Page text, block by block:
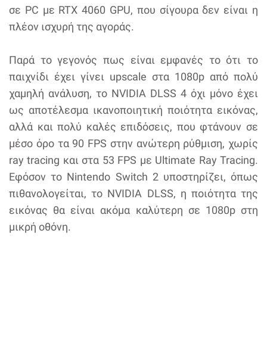
σε PC με RTX 4060 GPU, που σίγουρα δεν είναι η
πλέον ισχυρή της αγοράς.
Παρά το γεγονός πως είναι εμφανές το ότι το
παιχνίδι έχει γίνει upscale στα 1080p από πολύ
χαμηλή ανάλυση, το NVIDIA DLSS 4 όχι μόνο έχει
ως αποτέλεσμα ικανοποιητική ποιότητα εικόνας,
αλλά και πολύ καλές επιδόσεις, που φτάνουν σε
μέσο όρο τα 90 FPS στην ανώτερη ρύθμιση, χωρίς
ray tracing και στα 53 FPS με Ultimate Ray Tracing.
Εφόσον το Nintendo Switch 2 υποστηρίζει, όπως
πιθανολογείται, το NVIDIA DLSS, η ποιότητα της
εικόνας θα είναι ακόμα καλύτερη σε 1080p στη
μικρή οθόνη.